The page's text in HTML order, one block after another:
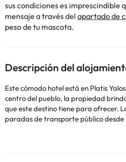
sus condiciones es imprescindible
mensaje a través del apartado de
peso de tu mascota.
Descripción del
Este cómodo hotel está en Platis
centro del pueblo, la propiedad
que este destino tiene para ofrecer.
paradas de transporte público desde
500 metros. La playa más cercana
establecimiento. Los huéspedes